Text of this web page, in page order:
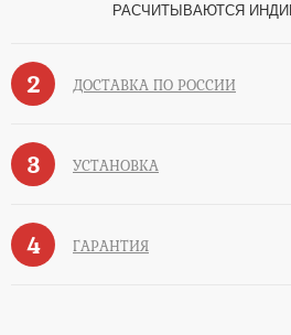
РАСЧИТЫВАЮТСЯ
2 ДОСТАВКА ПО РОССИИ
3 УСТАНОВКА
4 ГАРАНТИЯ